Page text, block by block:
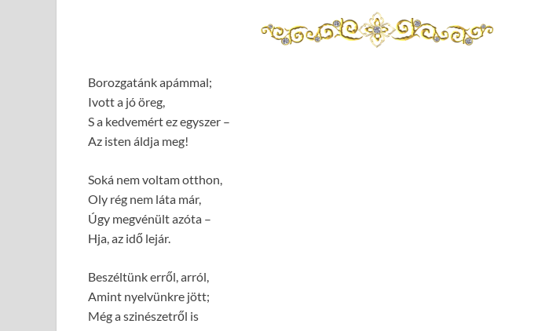
Borozgatánk apámmal;
Ivott a jó öreg,
S a kedvemért ez egyszer –
Az isten áldja meg!
Soká nem voltam otthon,
Oly rég nem láta már,
Úgy megvénült azóta –
Hja, az idő lejár.
Beszéltünk erről, arról,
Amint nyelvünkre jött;
Még a szinészetről is